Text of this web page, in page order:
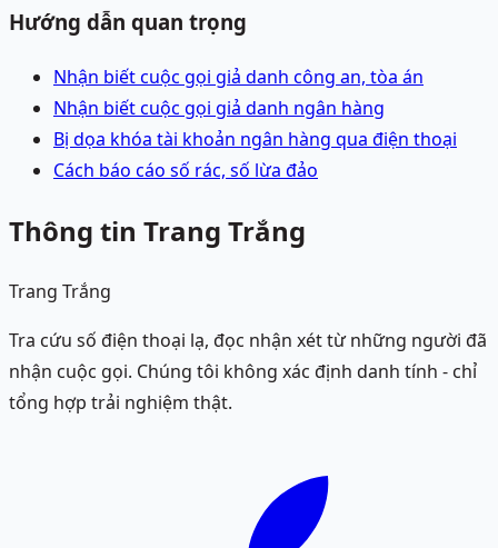
Hướng dẫn quan trọng
Nhận biết cuộc gọi giả danh công an, tòa án
Nhận biết cuộc gọi giả danh ngân hàng
Bị dọa khóa tài khoản ngân hàng qua điện thoại
Cách báo cáo số rác, số lừa đảo
Thông tin Trang Trắng
Trang Trắng
Tra cứu số điện thoại lạ, đọc nhận xét từ những người đã
nhận cuộc gọi. Chúng tôi không xác định danh tính - chỉ
tổng hợp trải nghiệm thật.